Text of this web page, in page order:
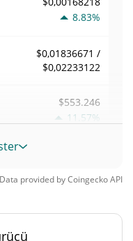
8.83%
$0,01836671 /
$0,02233122
$553.246
11.57%
Data provided byCoingeckoAPI